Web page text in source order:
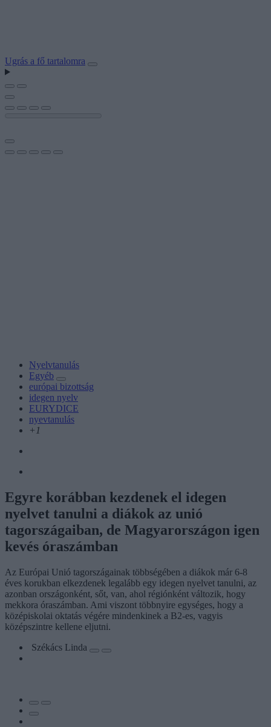
Ugrás a fő tartalomra
Nyelvtanulás
Egyéb
európai bizottság
idegen nyelv
EURYDICE
nyevtanulás
+1
Egyre korábban kezdenek el idegen
nyelvet tanulni a diákok az unió
tagországaiban, de Magyarországon igen
kevés óraszámban
Az Európai Unió tagországainak többségében a diákok már 6-8
éves korukban elkezdenek legalább egy idegen nyelvet tanulni, az
azonban országonként, sőt, van, ahol régiónként változik, hogy
mekkora óraszámban. Ami viszont többnyire egységes, hogy a
középiskolai oktatás végére mindenkinek a B2-es, vagyis
középszintre kellene eljutni.
Székács Linda